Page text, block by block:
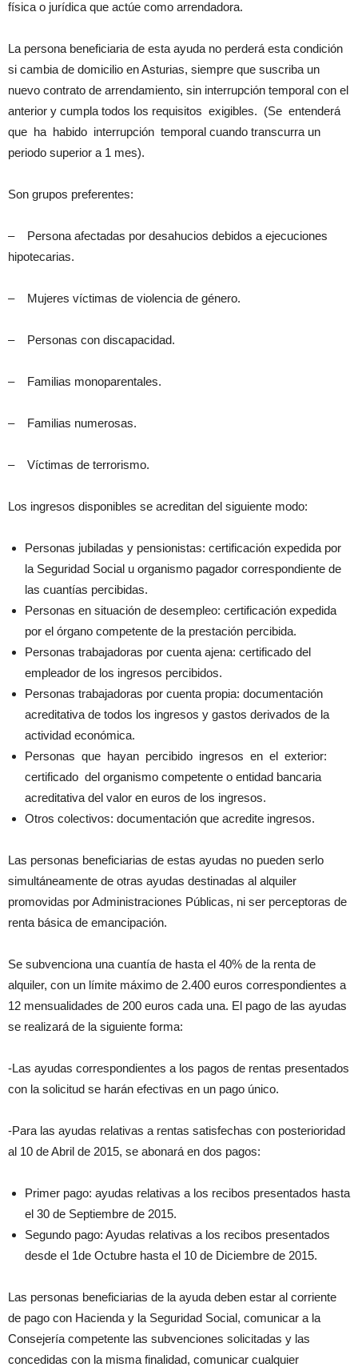
física o jurídica que actúe como arrendadora.
La persona beneficiaria de esta ayuda no perderá esta condición
si cambia de domicilio en Asturias, siempre que suscriba un
nuevo contrato de arrendamiento, sin interrupción temporal con el
anterior y cumpla todos los requisitos exigibles. (Se entenderá
que ha habido interrupción temporal cuando transcurra un
periodo superior a 1 mes).
Son grupos preferentes:
– Persona afectadas por desahucios debidos a ejecuciones
hipotecarias.
– Mujeres víctimas de violencia de género.
– Personas con discapacidad.
– Familias monoparentales.
– Familias numerosas.
– Víctimas de terrorismo.
Los ingresos disponibles se acreditan del siguiente modo:
Personas jubiladas y pensionistas: certificación expedida por
la Seguridad Social u organismo pagador correspondiente de
las cuantías percibidas.
Personas en situación de desempleo: certificación expedida
por el órgano competente de la prestación percibida.
Personas trabajadoras por cuenta ajena: certificado del
empleador de los ingresos percibidos.
Personas trabajadoras por cuenta propia: documentación
acreditativa de todos los ingresos y gastos derivados de la
actividad económica.
Personas que hayan percibido ingresos en el exterior:
certificado del organismo competente o entidad bancaria
acreditativa del valor en euros de los ingresos.
Otros colectivos: documentación que acredite ingresos.
Las personas beneficiarias de estas ayudas no pueden serlo
simultáneamente de otras ayudas destinadas al alquiler
promovidas por Administraciones Públicas, ni ser perceptoras de
renta básica de emancipación.
Se subvenciona una cuantía de hasta el 40% de la renta de
alquiler, con un límite máximo de 2.400 euros correspondientes a
12 mensualidades de 200 euros cada una. El pago de las ayudas
se realizará de la siguiente forma:
-Las ayudas correspondientes a los pagos de rentas presentados
con la solicitud se harán efectivas en un pago único.
-Para las ayudas relativas a rentas satisfechas con posterioridad
al 10 de Abril de 2015, se abonará en dos pagos:
Primer pago: ayudas relativas a los recibos presentados hasta
el 30 de Septiembre de 2015.
Segundo pago: Ayudas relativas a los recibos presentados
desde el 1de Octubre hasta el 10 de Diciembre de 2015.
Las personas beneficiarias de la ayuda deben estar al corriente
de pago con Hacienda y la Seguridad Social, comunicar a la
Consejería competente las subvenciones solicitadas y las
concedidas con la misma finalidad, comunicar cualquier